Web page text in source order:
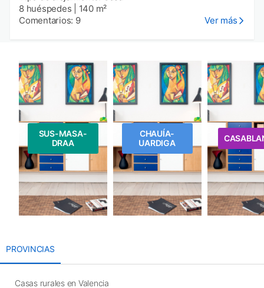
8 huéspedes
140 m²
Comentarios: 9
Ver más
SUS-MASA-
DRAA
CHAUÍA-
UARDIGA
PROVINCIAS
Casas rurales en Valencia